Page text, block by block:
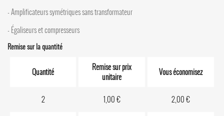
- Amplificateurs symétriques sans transformateur
- Égaliseurs et compresseurs
Remise sur la quantité
Quantité
Remise sur prix
unitaire
Vous économisez
2 1,00 € 2,00 €